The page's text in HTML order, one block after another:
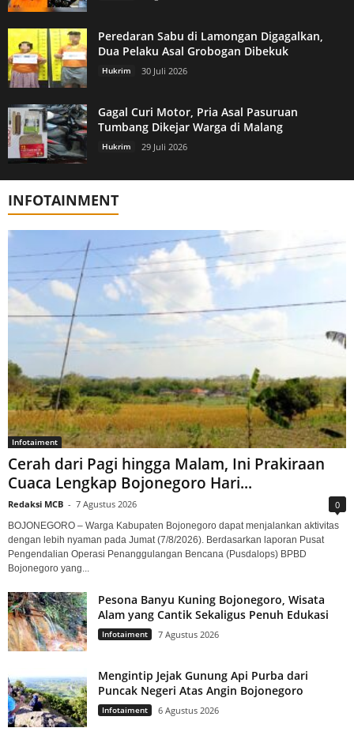
Peredaran Sabu di Lamongan Digagalkan,
Dua Pelaku Asal Grobogan Dibekuk
Hukrim 30 Juli 2026
Gagal Curi Motor, Pria Asal Pasuruan
Tumbang Dikejar Warga di Malang
Hukrim 29 Juli 2026
INFOTAINMENT
Infotaiment
Cerah dari Pagi hingga Malam, Ini Prakiraan
Cuaca Lengkap Bojonegoro Hari...
Redaksi MCB - 7 Agustus 2026 0
BOJONEGORO – Warga Kabupaten Bojonegoro dapat menjalankan aktivitas
dengan lebih nyaman pada Jumat (7/8/2026). Berdasarkan laporan Pusat
Pengendalian Operasi Penanggulangan Bencana (Pusdalops) BPBD
Bojonegoro yang...
Pesona Banyu Kuning Bojonegoro, Wisata
Alam yang Cantik Sekaligus Penuh Edukasi
Infotaiment 7 Agustus 2026
Mengintip Jejak Gunung Api Purba dari
Puncak Negeri Atas Angin Bojonegoro
Infotaiment 6 Agustus 2026